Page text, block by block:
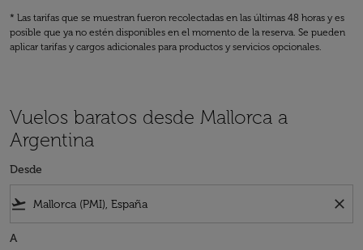
* Las tarifas que se muestran fueron recolectadas en las últimas 48 horas y es
posible que ya no estén disponibles en el momento de la reserva. Se pueden
aplicar tarifas y cargos adicionales para productos y servicios opcionales.
Vuelos baratos desde Mallorca a
Argentina
Desde
flight_takeoff close
A